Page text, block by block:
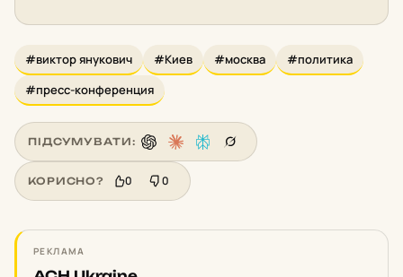
#виктор янукович #Киев #москва
#политика
#пресс-конференция
ПІДСУМУВАТИ:
КОРИСНО? 0 0
РЕКЛАМА